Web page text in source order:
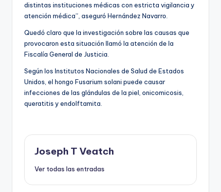
distintas instituciones médicas con estricta vigilancia y
atención médica”, aseguró Hernández Navarro.
Quedó claro que la investigación sobre las causas que
provocaron esta situación llamó la atención de la
Fiscalía General de Justicia.
Según los Institutos Nacionales de Salud de Estados
Unidos, el hongo Fusarium solani puede causar
infecciones de las glándulas de la piel, onicomicosis,
queratitis y endolftamita.
Joseph T Veatch
Ver todas las entradas